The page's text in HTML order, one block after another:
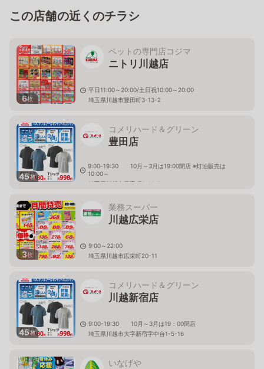
この店舗の近くのチラシ
6枚
ペットの専門店コジマ
ニトリ川越店
平日11:00～20:00/土日祝10:00～20:00
埼玉県川越市豊田町3-13-2
45枚
コメリハード＆グリーン
豊田店
9:00-19:30 10月～3月は19:00閉店 ※灯油販売は
10:00～
埼玉県川越市豊田町3-18-2
3枚
業務スーパー
川越広栄店
9:00～22:00
埼玉県川越市広栄町20-11
45枚
コメリハード＆グリーン
川越新宿店
9:00-19:30 10月～3月は19：00閉店
埼玉県川越市大字新宿字中台1-5-16
いなげや